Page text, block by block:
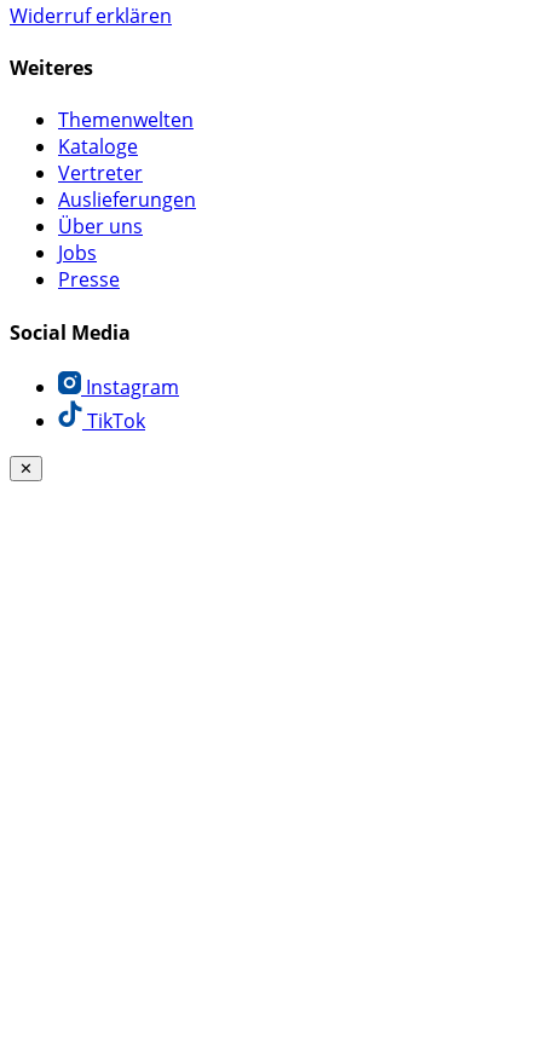
Widerruf erklären
Weiteres
Themenwelten
Kataloge
Vertreter
Auslieferungen
Über uns
Jobs
Presse
Social Media
Instagram
TikTok
✕